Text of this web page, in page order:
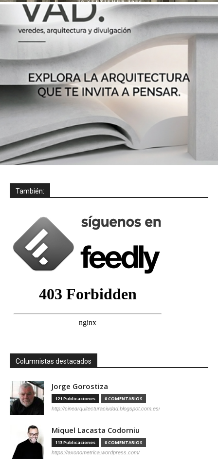
También:
Columnistas destacados
Jorge Gorostiza
121 Publicaciones 0 COMENTARIOS
http://cinearquitecturaciudad.blogspot.com.es/
Miquel Lacasta Codorniu
113 Publicaciones 0 COMENTARIOS
https://axonometrica.wordpress.com/